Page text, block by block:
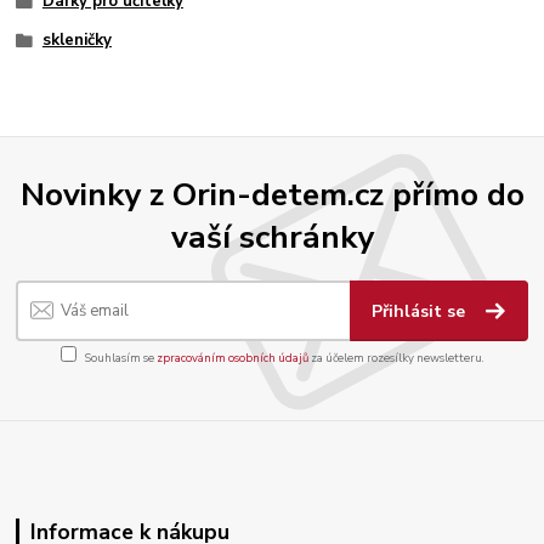
skleničky
Novinky z Orin-detem.cz přímo do
vaší schránky
Přihlásit se
Souhlasím se zpracováním osobních údajůza účelem rozesílky newsletteru.
Informace k nákupu